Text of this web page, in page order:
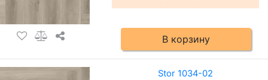
В корзину
Stor 1034-02